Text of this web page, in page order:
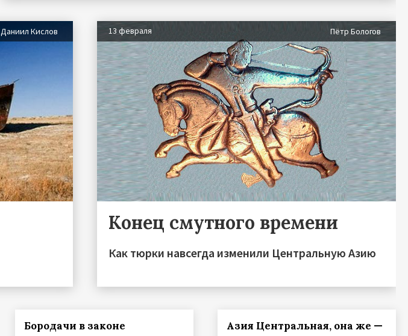
Даниил Кислов 13 февраля Пётр Бологов
Конец смутного времени
Как тюрки навсегда изменили Центральную Азию
Бородачи в законе
Азия Центральная, она же —